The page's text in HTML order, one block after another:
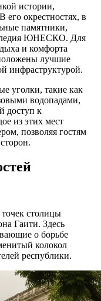
истории,
его окрестностях, в
памятники,
ЮНЕСКО. Для
и комфорта
лучшие
инфраструктурой.
уголки, такие как
водопадами,
доступ к
из этих мест
позволяя гостям
столицы
Гаити. Здесь
о борьбе
колокол
республики.